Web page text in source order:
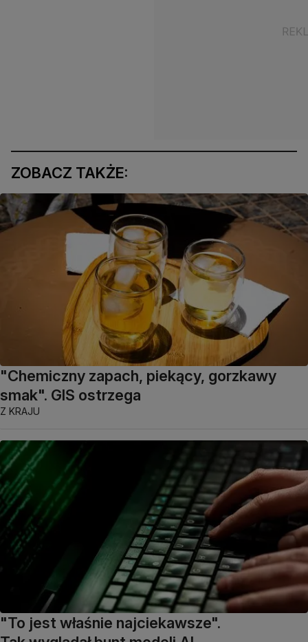
ZOBACZ TAKŻE:
"Chemiczny zapach, piekący, gorzkawy
smak". GIS ostrzega
Z KRAJU
"To jest właśnie najciekawsze".